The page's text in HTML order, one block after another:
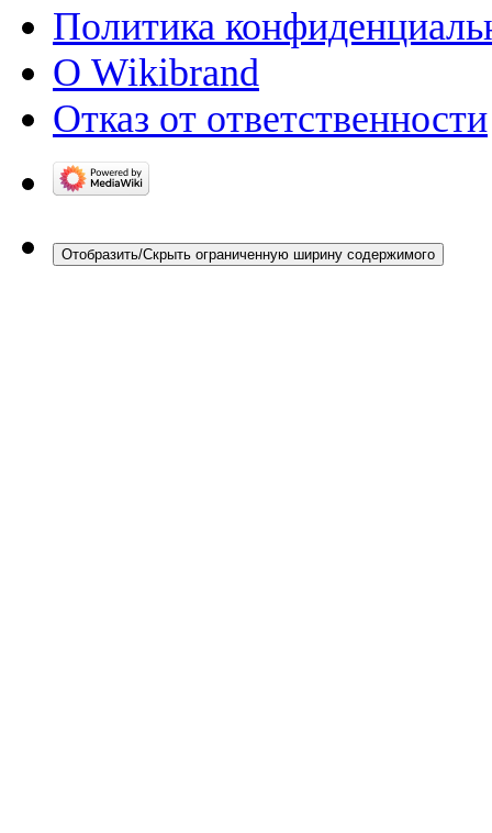
Политика
О Wikibrand
Отказ от ответственности
Отобразить/Скрыть ограниченную ширину содержимого